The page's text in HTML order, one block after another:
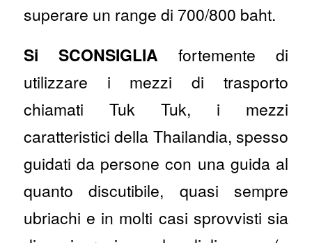
superare un range di 700/800 baht.
Si SCONSIGLIA fortemente di
utilizzare i mezzi di trasporto
chiamati Tuk Tuk, i mezzi
caratteristici della Thailandia, spesso
guidati da persone con una guida al
quanto discutibile, quasi sempre
ubriachi e in molti casi sprovvisti sia